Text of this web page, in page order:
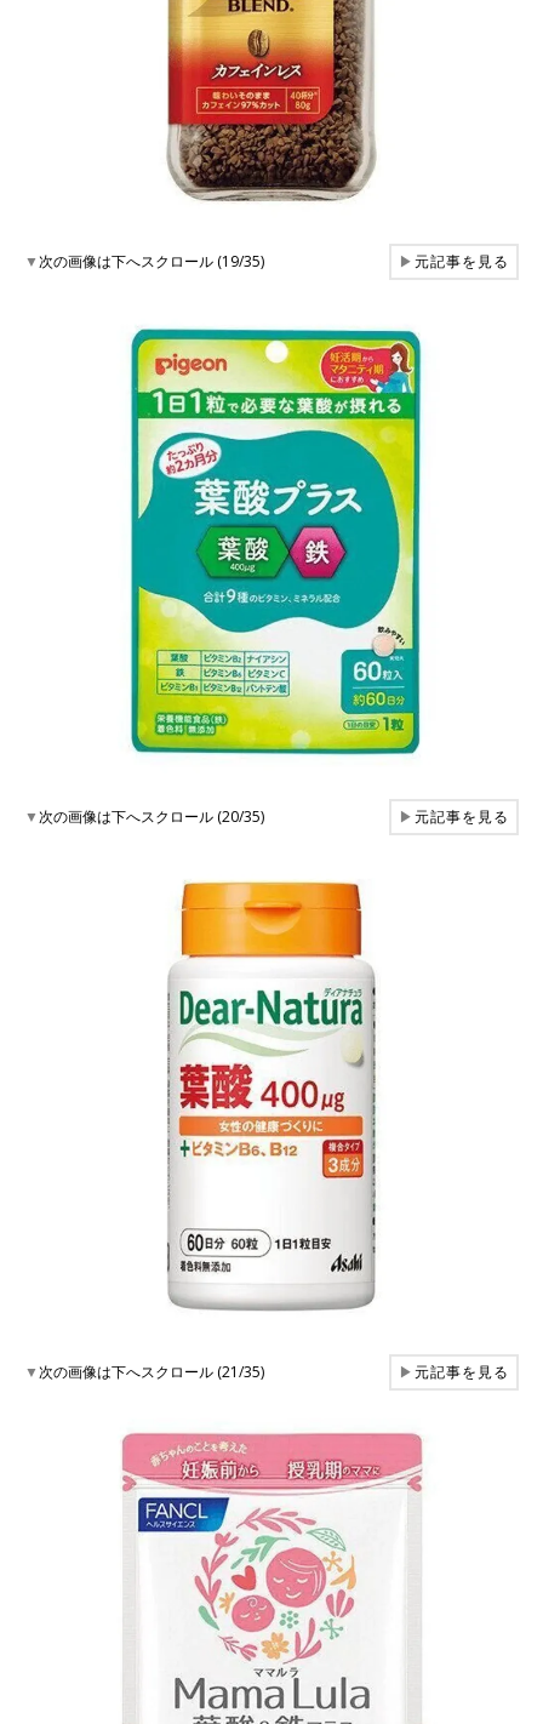
▼次の画像は下へスクロール (19/35) ▶元記事を見る
▼次の画像は下へスクロール (20/35) ▶元記事を見る
▼次の画像は下へスクロール (21/35) ▶元記事を見る